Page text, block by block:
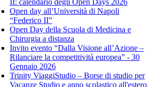
II: calendario degli Open Days 2026
Open day all’Università di Napoli
“Federico II”
Open Day della Scuola di Medicina e
Chirurgia a distanza
Invito evento “Dalla Visione all’Azione –
Rilanciare la competitività europea” - 30
Gennaio 2026
Trinity ViaggiStudio – Borse di studio per
Vacanze Studio e anno scolastico all'estero